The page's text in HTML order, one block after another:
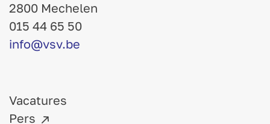
2800 Mechelen
015 44 65 50
info@vsv.be
Vacatures
Pers